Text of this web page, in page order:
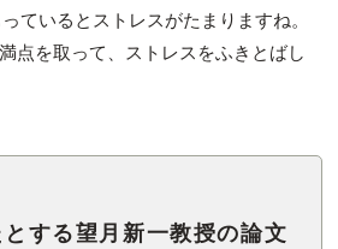
ているとストレスがたまりますね。
点を取って、ストレスをふきとばし
する望月新一教授の論文